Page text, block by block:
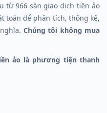
từ 966 sàn giao dịch tiền ảo
toán để phân tích, thống kê,
Chúng tôi không mua
ảo là phương tiện thanh